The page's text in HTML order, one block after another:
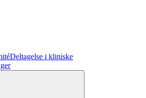
Deltagelse i kliniske